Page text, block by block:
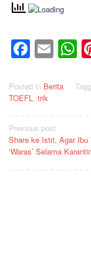
Posted in Berita
TOEFL
trik
Post
navigation
Previous post
Share ke Istri, Agar Ibu
‘Waras’ Selama